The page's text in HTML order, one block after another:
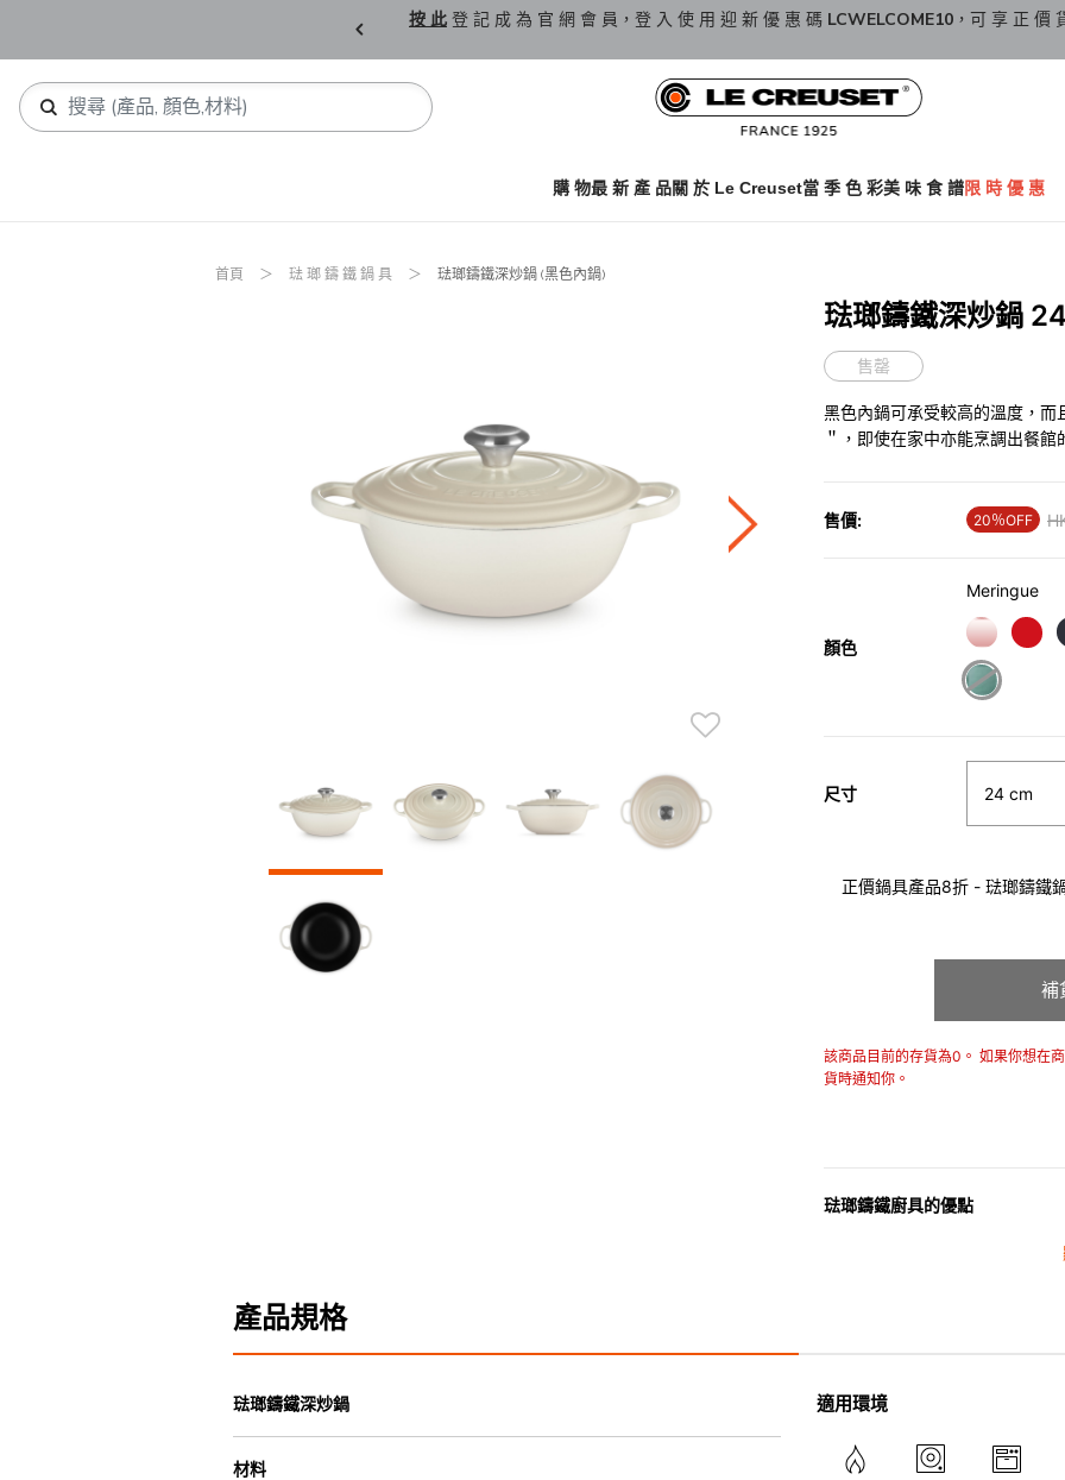
按 此 登 記 成 為 官 網 會 員，登 入 使 用 迎 新 優 惠 碼 LCWELCOME10 ，可 享 正 價
購 物最 新 產 品關 於 Le Creuset當 季 色 彩美 味 食 譜限 時 優 惠
首頁 琺 瑯 鑄 鐵 鍋 具 琺瑯鑄鐵深炒鍋 (黑色內鍋)
琺瑯鑄鐵深炒鍋
售罄
黑色內鍋可承受較高的溫度，而
＂，即使在家中亦能烹調出餐館
售價: 20％OFF
顏色
Meringue
尺寸
正價鍋具產品8折 - 琺瑯鑄鐵
補
該商品目前的存貨為0。 如果你想在
貨時通知你。
琺瑯鑄鐵廚具的優點
• 琺瑯鑄鐵傳熱性均勻，不會產
• 適用於多種熱源，例如明火、
產品規格
琺瑯鑄鐵深炒鍋
材料
適用環境